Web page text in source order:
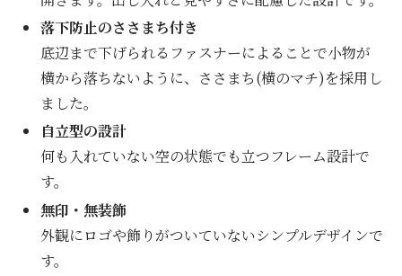
落下防止のささまち付き
底辺まで下げられるファスナーによることで小物が
横から落ちないように、ささまち(横のマチ)を採用し
ました。
自立型の設計
何も入れていない空の状態でも立つフレーム設計で
す。
無印・無装飾
外観にロゴや飾りがついていないシンプルデザインで
す。